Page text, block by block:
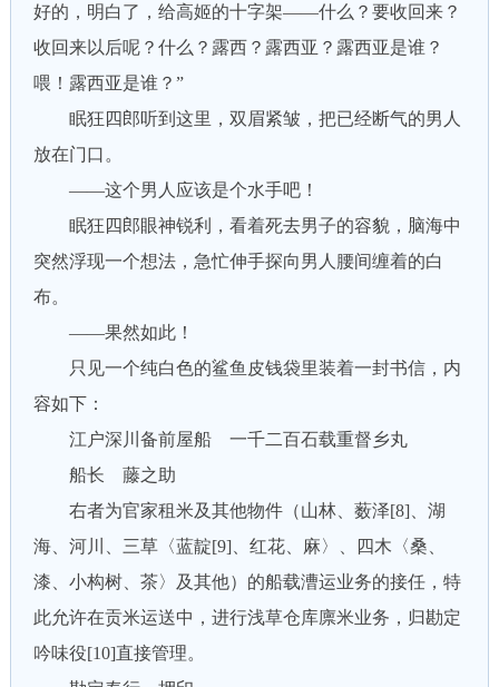
好的，明白了，给高姬的十字架——什么？要收回来？
收回来以后呢？什么？露西？露西亚？露西亚是谁？
喂！露西亚是谁？”
眠狂四郎听到这里，双眉紧皱，把已经断气的男人
放在门口。
——这个男人应该是个水手吧！
眠狂四郎眼神锐利，看着死去男子的容貌，脑海中
突然浮现一个想法，急忙伸手探向男人腰间缠着的白
布。
——果然如此！
只见一个纯白色的鲨鱼皮钱袋里装着一封书信，内
容如下：
江户深川备前屋船 一千二百石载重督乡丸
船长 藤之助
右者为官家租米及其他物件（山林、薮泽[8]、湖
海、河川、三草〈蓝靛[9]、红花、麻〉、四木〈桑、
漆、小构树、茶〉及其他）的船载漕运业务的接任，特
此允许在贡米运送中，进行浅草仓库廪米业务，归勘定
吟味役[10]直接管理。